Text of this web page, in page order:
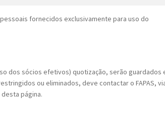
fornecidos exclusivamente para uso do
dos sócios efetivos) quotização, serão guardados
ou eliminados, deve contactar o FAPAS,
página.